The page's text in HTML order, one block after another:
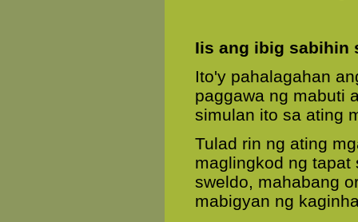
Iis ang ibig sabihin
Ito'y pahalagahan
paggawa ng mabuti
simulan ito sa ating
Tulad rin ng ating
maglingkod ng
sweldo, mahabang
mabigyan ng